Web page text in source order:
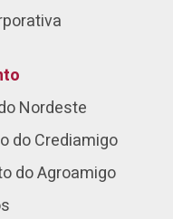
Nordeste
do Crediamigo
do Agroamigo